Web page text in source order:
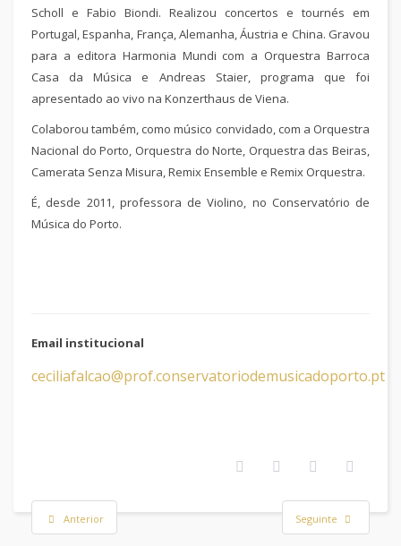
Scholl e Fabio Biondi. Realizou concertos e tournés em
Portugal, Espanha, França, Alemanha, Áustria e China. Gravou
para a editora Harmonia Mundi com a Orquestra Barroca
Casa da Música e Andreas Staier, programa que foi
apresentado ao vivo na Konzerthaus de Viena.
Colaborou também, como músico convidado, com a Orquestra
Nacional do Porto, Orquestra do Norte, Orquestra das Beiras,
Camerata Senza Misura, Remix Ensemble e Remix Orquestra.
É, desde 2011, professora de Violino, no Conservatório de
Música do Porto.
Email institucional
ceciliafalcao@prof.conservatoriodemusicadoporto.pt
Anterior Seguinte